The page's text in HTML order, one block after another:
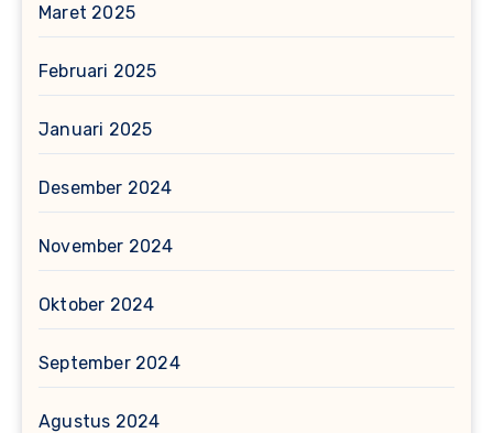
Maret 2025
Februari 2025
Januari 2025
Desember 2024
November 2024
Oktober 2024
September 2024
Agustus 2024